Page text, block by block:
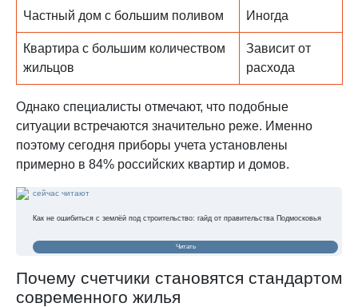
Частный дом с большим поливом Иногда
Квартира с большим количеством
жильцов
Зависит от
расхода
Однако специалисты отмечают, что подобные
ситуации встречаются значительно реже. Именно
поэтому сегодня приборы учета установлены
примерно в 84% российских квартир и домов.
сейчас читают
Как не ошибиться с землёй под строительство: гайд от правительства Подмосковья
Читать
Почему счетчики становятся стандартом
современного жилья